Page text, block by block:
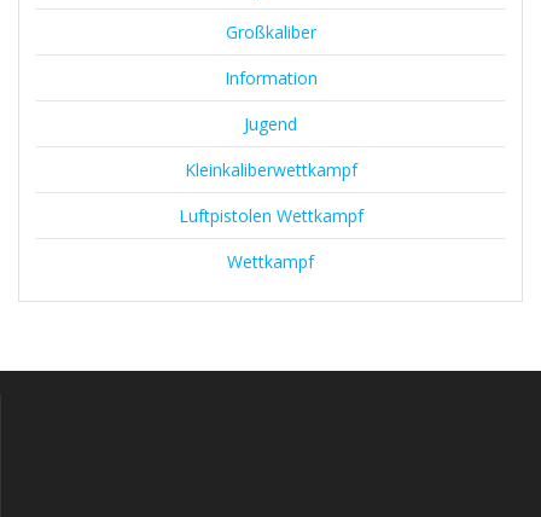
Großkaliber
Information
Jugend
Kleinkaliberwettkampf
Luftpistolen Wettkampf
Wettkampf